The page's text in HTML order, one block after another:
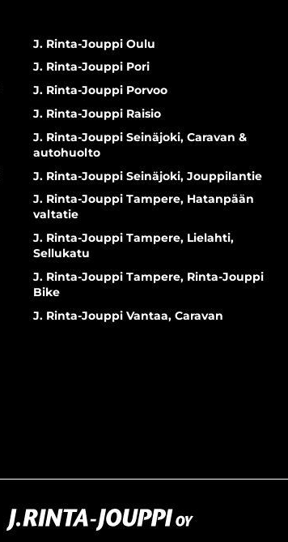
J. Rinta-Jouppi Oulu
J. Rinta-Jouppi Pori
J. Rinta-Jouppi Porvoo
J. Rinta-Jouppi Raisio
J. Rinta-Jouppi Seinäjoki, Caravan &
autohuolto
J. Rinta-Jouppi Seinäjoki, Jouppilantie
J. Rinta-Jouppi Tampere, Hatanpään
valtatie
J. Rinta-Jouppi Tampere, Lielahti,
Sellukatu
J. Rinta-Jouppi Tampere, Rinta-Jouppi
Bike
J. Rinta-Jouppi Vantaa, Caravan